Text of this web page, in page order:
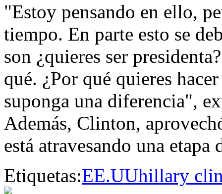
"Estoy pensando en ello,
tiempo. En parte esto se
son ¿quieres ser
qué. ¿Por qué quieres
suponga una diferencia",
Además, Clinton,
está atravesando una
Etiquetas:EE.UUhillary